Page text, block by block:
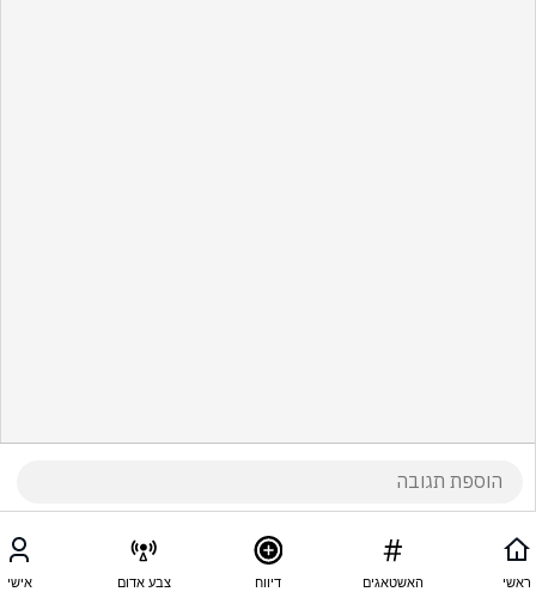
ראשי האשטאגים דיווח צבע אדום אישי